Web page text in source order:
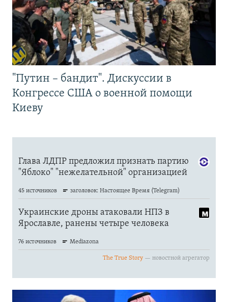
"Путин – бандит". Дискуссии в
Конгрессе США о военной помощи
Киеву